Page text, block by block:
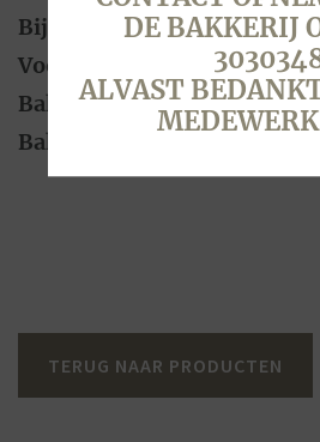
Bij voorkeur ontdooid
Voorverwarmen 200 graden
Bakken 200 graden
Baktijd 6 minuten
TERUG NAAR PRODUCTEN
DE BAKKERIJ
ALVAST